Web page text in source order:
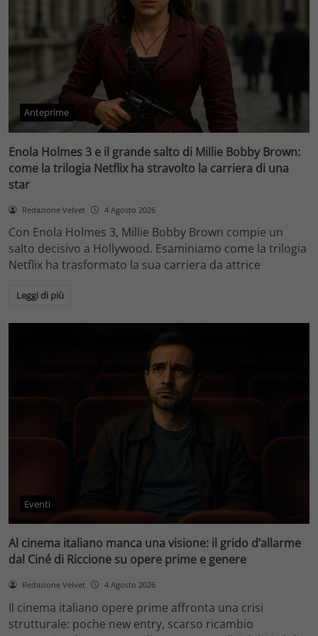
Anteprime
Enola Holmes 3 e il grande salto di Millie Bobby Brown:
come la trilogia Netflix ha stravolto la carriera di una
star
Redazione Velvet 4 Agosto 2026
Con Enola Holmes 3, Millie Bobby Brown compie un
salto decisivo a Hollywood. Esaminiamo come la trilogia
Netflix ha trasformato la sua carriera da attrice
Leggi di più
Eventi
Al cinema italiano manca una visione: il grido d’allarme
dal Ciné di Riccione su opere prime e genere
Redazione Velvet 4 Agosto 2026
Il cinema italiano opere prime affronta una crisi
strutturale: poche new entry, scarso ricambio